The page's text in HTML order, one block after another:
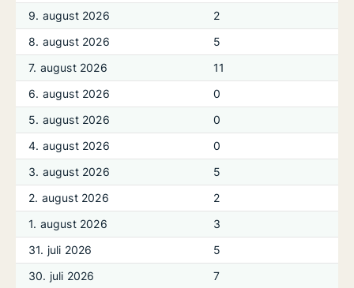
9. august 2026
2
8. august 2026
5
7. august 2026
11
6. august 2026
0
5. august 2026
0
4. august 2026
0
3. august 2026
5
2. august 2026
2
1. august 2026
3
31. juli 2026
5
30. juli 2026
7